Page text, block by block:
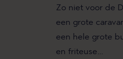
Zo niet voor de
een grote
een hele grote
en friteuse…